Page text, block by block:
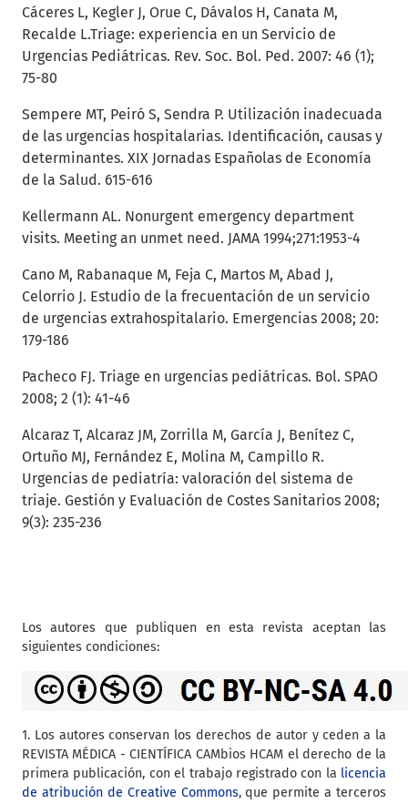
Cáceres L, Kegler J, Orue C, Dávalos H, Canata M,
Recalde L.Triage: experiencia en un Servicio de
Urgencias Pediátricas. Rev. Soc. Bol. Ped. 2007: 46 (1);
75-80
Sempere MT, Peiró S, Sendra P. Utilización inadecuada
de las urgencias hospitalarias. Identificación, causas y
determinantes. XIX Jornadas Españolas de Economía
de la Salud. 615-616
Kellermann AL. Nonurgent emergency department
visits. Meeting an unmet need. JAMA 1994;271:1953-4
Cano M, Rabanaque M, Feja C, Martos M, Abad J,
Celorrio J. Estudio de la frecuentación de un servicio
de urgencias extrahospitalario. Emergencias 2008; 20:
179-186
Pacheco FJ. Triage en urgencias pediátricas. Bol. SPAO
2008; 2 (1): 41-46
Alcaraz T, Alcaraz JM, Zorrilla M, García J, Benítez C,
Ortuño MJ, Fernández E, Molina M, Campillo R.
Urgencias de pediatría: valoración del sistema de
triaje. Gestión y Evaluación de Costes Sanitarios 2008;
9(3): 235-236
Los autores que publiquen en esta revista aceptan las
siguientes condiciones:
1. Los autores conservan los derechos de autor y ceden a la
REVISTA MÉDICA - CIENTÍFICA CAMbios HCAM el derecho de la
primera publicación, con el trabajo registrado con la licencia
de atribución de Creative Commons, que permite a terceros